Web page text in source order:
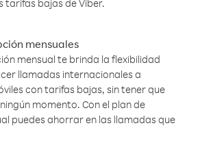
tarifas bajas de Viber.
mensuales
mensual te brinda la flexibilidad
llamadas internacionales a
con tarifas bajas, sin tener que
momento. Con el plan de
puedes ahorrar en las llamadas que